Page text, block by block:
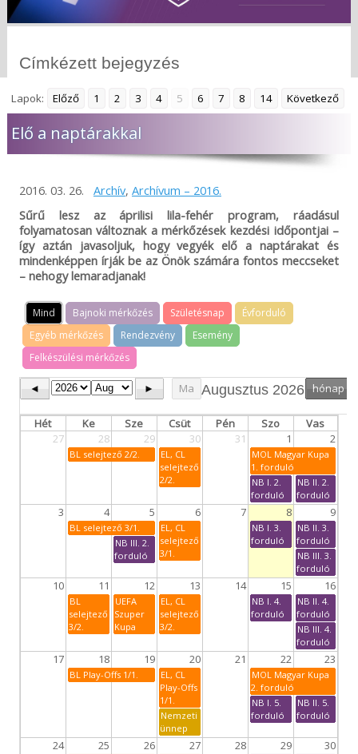
Címkézett bejegyzés
Lapok: Előző 1 2 3 4 5 6 7 8 14 Következő
Elő a naptárakkal
2016. 03. 26. Archív, Archívum – 2016.
Sűrű lesz az áprilisi lila-fehér program, ráadásul
folyamatosan változnak a mérkőzések kezdési időpontjai –
így aztán javasoljuk, hogy vegyék elő a naptárakat és
mindenképpen írják be az Önök számára fontos meccseket
– nehogy lemaradjanak!
Mind Bajnoki mérkőzés Születésnap
Évforduló
Egyéb mérkőzés
Rendezvény
Esemény
Felkészülési mérkőzés
◄ ► Ma Augusztus 2026 hónap
Hét Ke Sze Csüt Pén Szo
Vas
27
28 29 30 31 1 2
3 4 5 6 7 8 9
10 11 12 13 14 15 16
17 18 19 20 21 22 23
24 25 26 27 28 29 30
BL selejtező 2/2.
MOL Magyar Kupa
1. forduló
EL, CL
selejtező
2/2.
NB I. 2.
forduló
NB II. 2.
forduló
BL selejtező 3/1.
EL, CL
selejtező
3/1.
NB I. 3.
forduló
NB II. 3.
forduló
NB III. 2.
forduló
NB III. 3.
forduló
BL
selejtező
3/2.
UEFA
Szuper
Kupa
EL, CL
selejtező
3/2.
NB I. 4.
forduló
NB II. 4.
forduló
NB III. 4.
forduló
BL Play-Offs 1/1.
MOL Magyar Kupa
2. forduló
EL, CL
Play-Offs
1/1.
Nemzeti
ünnep
NB I. 5.
forduló
NB II. 5.
forduló